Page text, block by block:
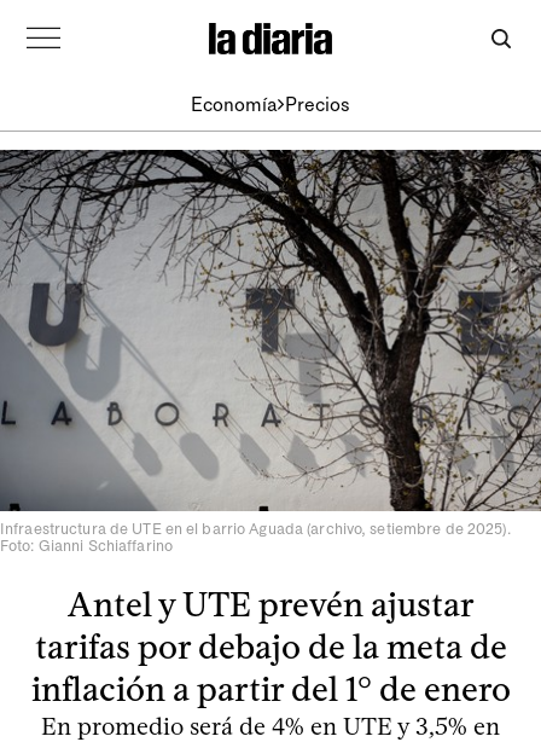
Economía Precios
Infraestructura de UTE en el barrio Aguada (archivo, setiembre de 2025).
Foto: Gianni Schiaffarino
Antel y UTE prevén ajustar
tarifas por debajo de la meta de
inflación a partir del 1° de enero
En promedio será de 4% en UTE y 3,5% en